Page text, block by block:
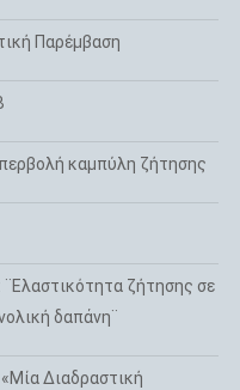
Παρέμβαση
καμπύλη ζήτησης
ζήτησης σε
δαπάνη¨
Διαδραστική